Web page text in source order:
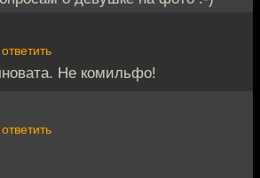
ответить
Не комильфо!
ответить